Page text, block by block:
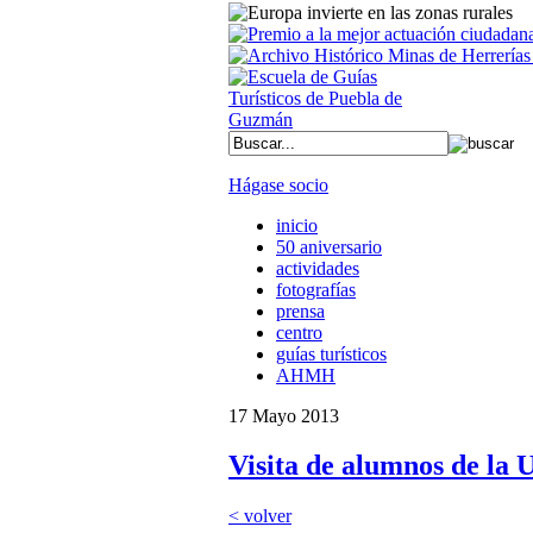
Hágase socio
inicio
50 aniversario
actividades
fotografías
prensa
centro
guías turísticos
AHMH
17 Mayo 2013
Visita de alumnos de la
< volver